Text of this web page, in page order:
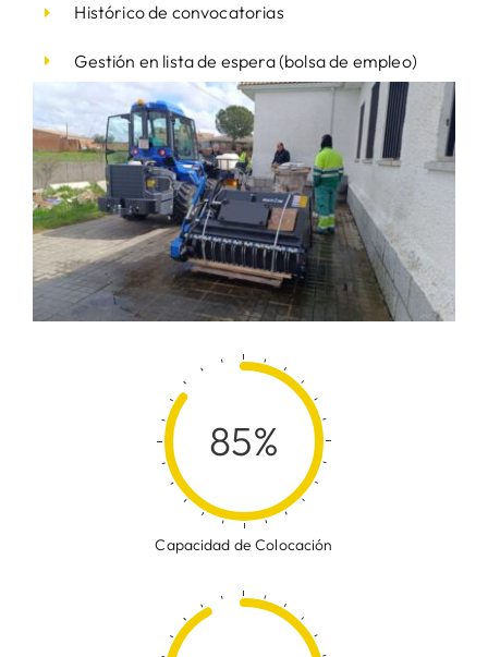
Histórico de convocatorias
Gestión en lista de espera (bolsa de empleo)
85%
Capacidad de Colocación